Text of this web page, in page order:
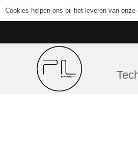
Cookies helpen ons bij het leveren van